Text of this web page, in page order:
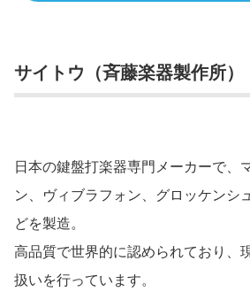
サイトウ（斉藤楽器製作所）
日本の鍵盤打楽器専門メーカーで、
ン、ヴィブラフォン、グロッケンシ
どを製造。
高品質で世界的に認められており、
扱いを行っています。